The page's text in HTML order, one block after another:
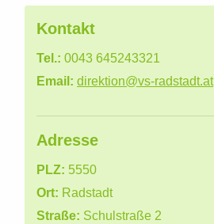
Kontakt
Tel.: 0043 645243321
Email: direktion@vs-radstadt.at
Adresse
PLZ: 5550
Ort: Radstadt
Straße: Schulstraße 2